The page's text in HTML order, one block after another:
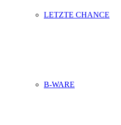
LETZTE CHANCE
B-WARE